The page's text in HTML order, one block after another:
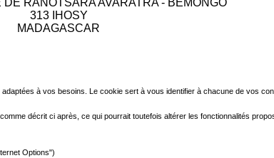
RANOTSARA AVARATRA - BEMONGO
313 IHOSY
MADAGASCAR
à vos besoins. Le cookie sert à vous identifier à chacune de vos
décrit ci après, ce qui pourrait toutefois altérer les fonctionnalités
Options")